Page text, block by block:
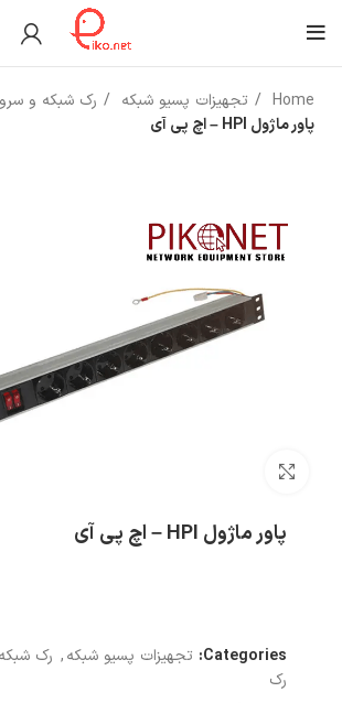
Home تجهیزات پسیو شبکه رک شبکه و
پاور ماژول HPI – اچ پی آی
پاور ماژول HPI – اچ پی آی
Categories: تجهیزات پسیو شبکه, رک
رک